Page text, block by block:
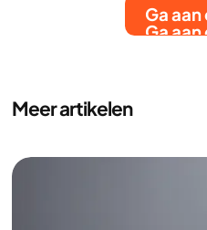
Ga
Ga
Meer artikelen